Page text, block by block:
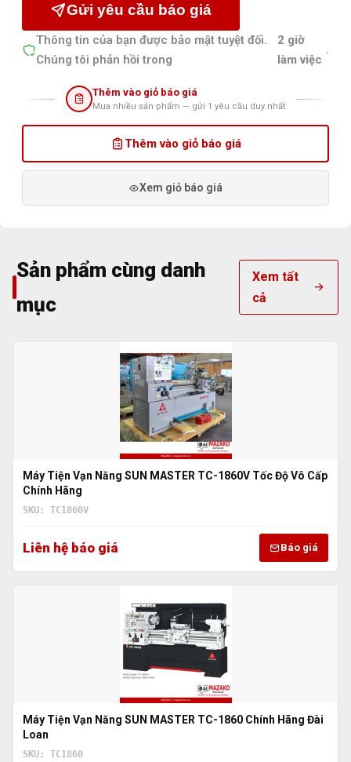
Gửi yêu cầu báo giá
Thông tin của bạn được bảo mật tuyệt đối.
Chúng tôi phản hồi trong
2 giờ
làm việc
.
Thêm vào giỏ báo giá
Mua nhiều sản phẩm — gửi 1 yêu cầu duy nhất
Thêm vào giỏ báo giá
Xem giỏ báo giá
Sản phẩm cùng danh
mục
Xem tất
cả
Máy Tiện Vạn Năng SUN MASTER TC-1860V Tốc Độ Vô Cấp
Chính Hãng
SKU: TC1860V
Liên hệ báo giá Báo giá
Máy Tiện Vạn Năng SUN MASTER TC-1860 Chính Hãng Đài
Loan
SKU: TC1860